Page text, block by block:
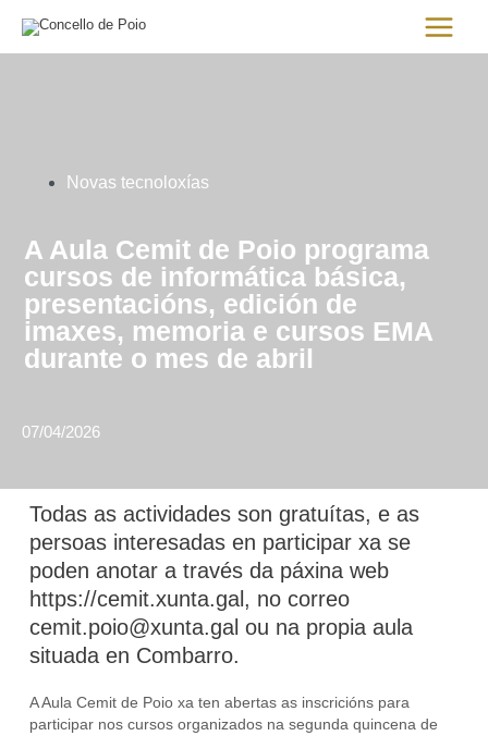
contenido
Main
Menu
Novas tecnoloxías
A Aula Cemit de Poio programa
cursos de informática básica,
presentacións, edición de
imaxes, memoria e cursos EMA
durante o mes de abril
07/04/2026
Todas as actividades son gratuítas, e as
persoas interesadas en participar xa se
poden anotar a través da páxina web
https://cemit.xunta.gal, no correo
cemit.poio@xunta.gal ou na propia aula
situada en Combarro.
A Aula Cemit de Poio xa ten abertas as inscricións para
participar nos cursos organizados na segunda quincena de